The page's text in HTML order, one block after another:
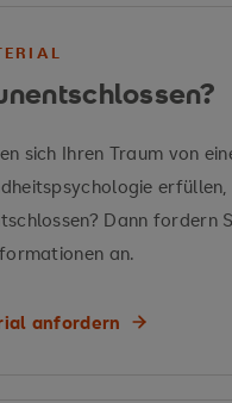
Elementen der
Betriebliche
Arbeitsanalyse
Arbeitsverhalten
sich Ihren Traum von
Dann fordern
an.
anfordern